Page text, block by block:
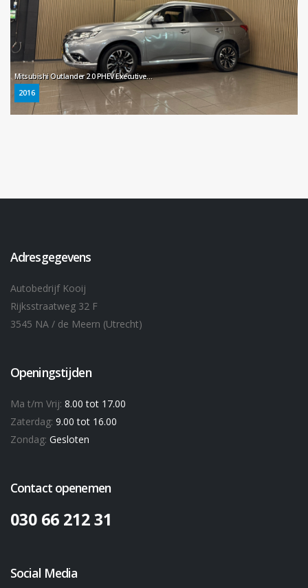
Mitsubishi Outlander 2.0 PHEV Executive Edition * Stoelverwarming / LM Velgen / Parkeersensoren / NL Auto *
2016
Adresgegevens
Autobedrijf Kooij
Rijksstraatweg 32 F
3545 NA / de Meern (Utrecht)
Openingstijden
Ma t/m Vrij: 8.00 tot 17.00
Zaterdag: 9.00 tot 16.00
Zondag: Gesloten
Contact openemen
030 66 212 31
Social Media